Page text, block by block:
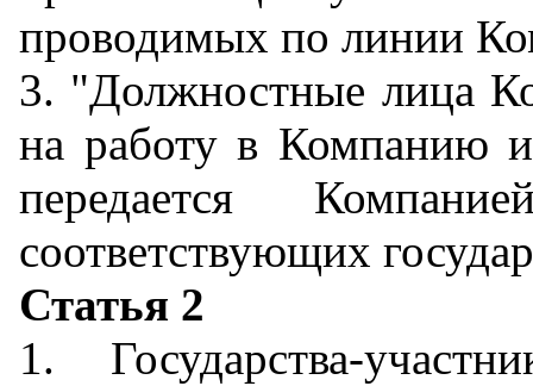
проводимых по линии
3. "Должностные лица
на работу в Компанию
передается
соответствующих
Статья 2
1. Государства-